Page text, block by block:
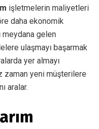
işletmelerin maliyetleri
daha ekonomik
meydana gelen
ulaşmayı başarmak
yer almayı
zaman yeni müşterilere
aralar.